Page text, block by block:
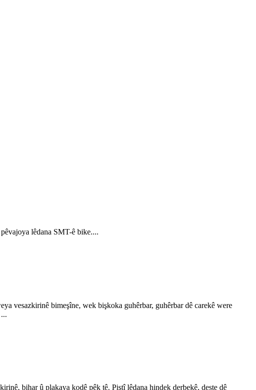
lêdana SMT-ê bike....
vesazkirinê bimeşîne, wek bişkoka guhêrbar, guhêrbar dê carekê were
bihar û plakaya kodê pêk tê. Piştî lêdana hindek derbekê, deste dê